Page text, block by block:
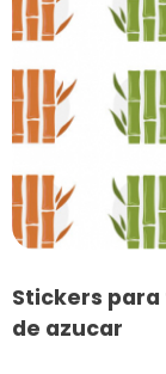
Stickers
de azucar